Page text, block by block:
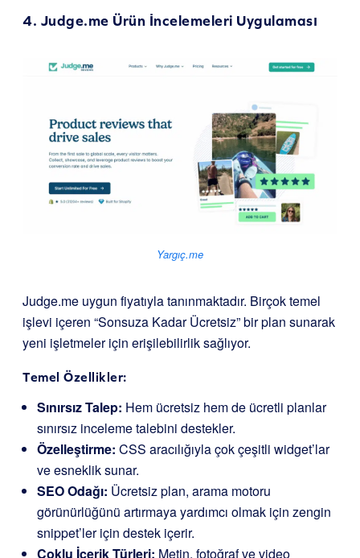
4. Judge.me Ürün İncelemeleri Uygulaması
Yargıç.me
Judge.me uygun fiyatıyla tanınmaktadır. Birçok temel
işlevi içeren “Sonsuza Kadar Ücretsiz” bir plan sunarak
yeni işletmeler için erişilebilirlik sağlıyor.
Temel Özellikler:
Sınırsız Talep: Hem ücretsiz hem de ücretli planlar
sınırsız inceleme talebini destekler.
Özelleştirme: CSS aracılığıyla çok çeşitli widget’lar
ve esneklik sunar.
SEO Odağı: Ücretsiz plan, arama motoru
görünürlüğünü artırmaya yardımcı olmak için zengin
snippet’ler için destek içerir.
Çoklu İçerik Türleri: Metin, fotoğraf ve video